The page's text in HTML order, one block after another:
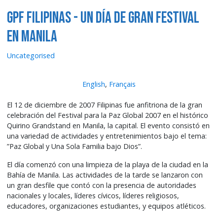
GPF Filipinas - Un día de gran festival
en Manila
Uncategorised
English, Français
El 12 de diciembre de 2007 Filipinas fue anfitriona de la gran
celebración del Festival para la Paz Global 2007 en el histórico
Quirino Grandstand en Manila, la capital. El evento consistó en
una variedad de actividades y entretenimientos bajo el tema:
”Paz Global y Una Sola Familia bajo Dios”.
El día comenzó con una limpieza de la playa de la ciudad en la
Bahía de Manila. Las actividades de la tarde se lanzaron con
un gran desfile que contó con la presencia de autoridades
nacionales y locales, líderes cívicos, líderes religiosos,
educadores, organizaciones estudiantes, y equipos atléticos.